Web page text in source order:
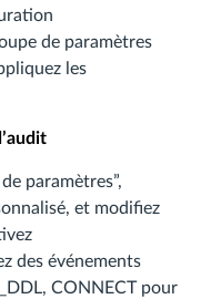
de paramètres
les
paramètres”,
et modifiez
des événements
CONNECT pour